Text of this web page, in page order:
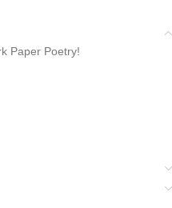
Paper Poetry!